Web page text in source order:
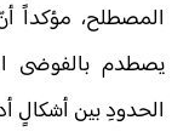
المصطلح، مؤكداً
يصطدم بالفوضى
الحدودِ بين أشكالٍ